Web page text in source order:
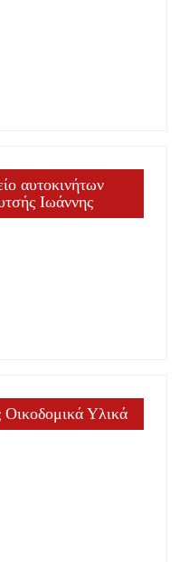
αυτοκινήτων
Ιωάννης
Υλικά